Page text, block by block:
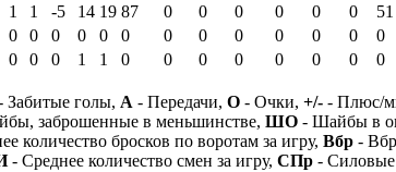
1 1 -5 14 19 87 0 0 0 0 0 0 51
0 0 0 0 0 0 0 0 0 0 0 0 0
0 0 0 1 1 0 0 0 0 0 0 0 0
Забитые голы, А - Передачи, О - Очки, +/- - Плюс/
заброшенные в меньшинстве, ШО - Шайбы в
количество бросков по воротам за игру, Вбр -
- Среднее количество смен за игру, СПр -